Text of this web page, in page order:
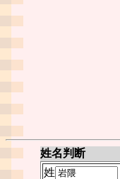
姓名判断
姓